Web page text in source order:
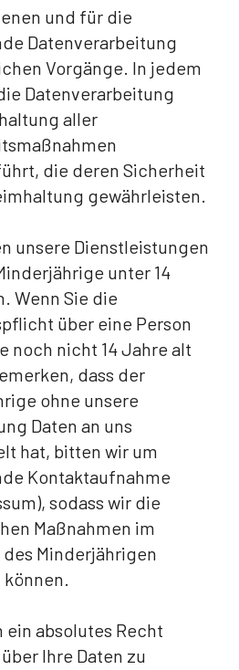
und für die
Datenverarbeitung
Vorgänge. In jedem
Datenverarbeitung
aller
die deren Sicherheit
gewährleisten.
unsere Dienstleistungen
unter 14
Wenn Sie die
über eine Person
noch nicht 14 Jahre alt
dass der
ohne unsere
Daten an uns
hat, bitten wir um
Kontaktaufnahme
sodass wir die
Maßnahmen im
Minderjährigen
ein absolutes Recht
Ihre Daten zu